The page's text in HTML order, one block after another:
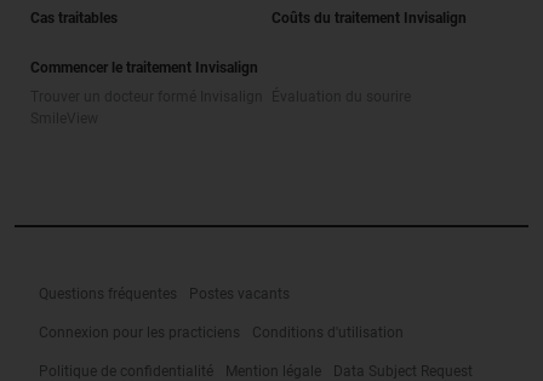
Cas traitables Coûts du traitement Invisalign
Commencer le traitement Invisalign
Questions fréquentes Postes vacants
Connexion pour les practiciens Conditions d'utilisation
Politique de confidentialité Mention légale Data Subject Request